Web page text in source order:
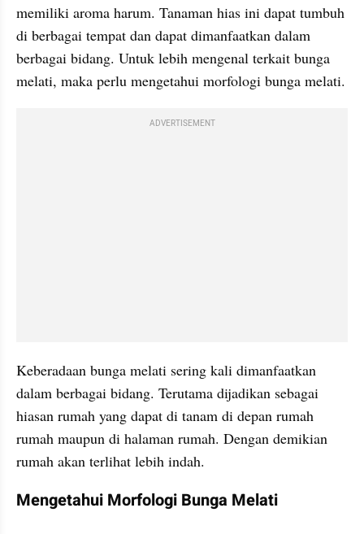
memiliki aroma harum. Tanaman hias ini dapat tumbuh
di berbagai tempat dan dapat dimanfaatkan dalam
berbagai bidang. Untuk lebih mengenal terkait bunga
melati, maka perlu mengetahui morfologi bunga melati.
ADVERTISEMENT
Keberadaan bunga melati sering kali dimanfaatkan
dalam berbagai bidang. Terutama dijadikan sebagai
hiasan rumah yang dapat di tanam di depan rumah
rumah maupun di halaman rumah. Dengan demikian
rumah akan terlihat lebih indah.
Mengetahui Morfologi Bunga Melati